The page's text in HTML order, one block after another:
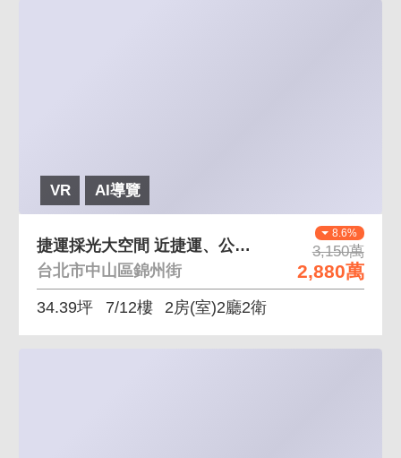
VR AI導覽
8.6%
3,150萬
2,880萬
捷運採光大空間 近捷運、公園、超市，生活機能佳
台北市中山區錦州街
34.39坪 7/12樓 2房(室)2廳2衛